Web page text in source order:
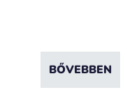
BŐVEBBEN